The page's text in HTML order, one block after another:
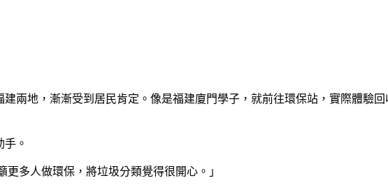
兩地，漸漸受到居民肯定。像是福建廈門學子，就前往環保站，實際體驗
。
多人做環保，將垃圾分類覺得很開心。」